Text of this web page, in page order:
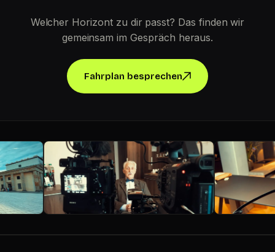
Welcher Horizont zu dir passt? Das finden wir
gemeinsam im Gespräch heraus.
Fahrplan besprechen